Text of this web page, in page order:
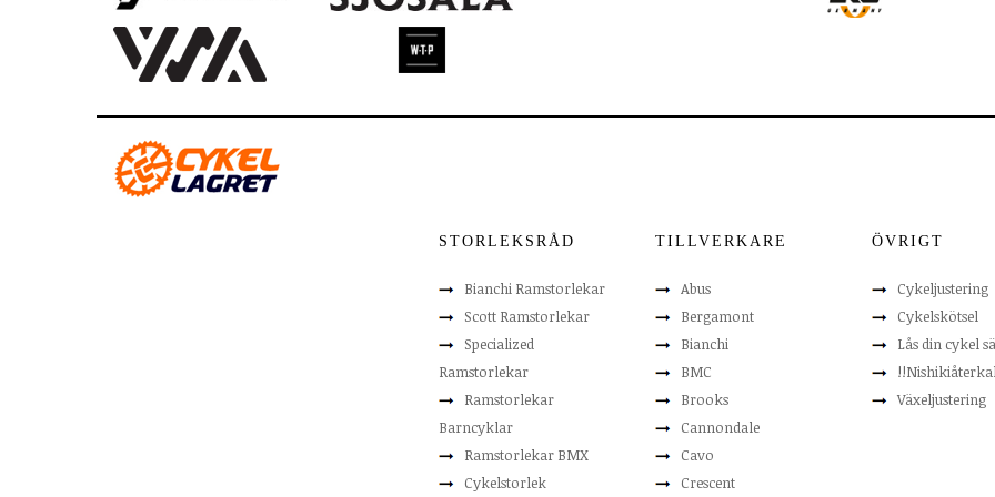
STORLEKSRÅD
Bianchi Ramstorlekar
Scott Ramstorlekar
Specialized
Ramstorlekar
Ramstorlekar
Barncyklar
Ramstorlekar BMX
Cykelstorlek
TILLVERKARE
Abus
Bergamont
Bianchi
BMC
Brooks
Cannondale
Cavo
Crescent
ÖVRIGT
Cykeljustering
Cykelskötsel
Lås din cykel
Växeljustering